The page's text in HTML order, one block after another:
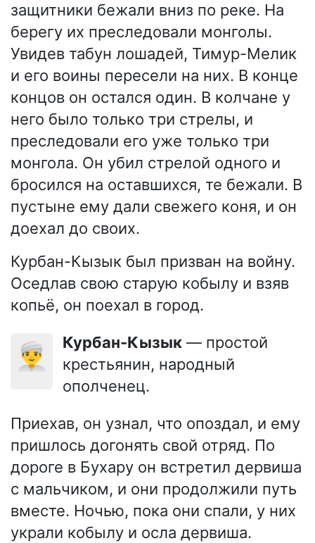
защитники бежали вниз по реке. На
берегу их преследовали монголы.
Увидев табун лошадей, Тимур-Мелик
и его воины пересели на них. В конце
концов он остался один. В колчане у
него было только три стрелы, и
преследовали его уже только три
монгола. Он убил стрелой одного и
бросился на оставшихся, те бежали. В
пустыне ему дали свежего коня, и он
доехал до своих.
Курбан-Кызык был призван на войну.
Оседлав свою старую кобылу и взяв
копьё, он поехал в город.
👳‍♂️ Курбан-Кызык — простой
крестьянин, народный
ополченец.
Приехав, он узнал, что опоздал, и ему
пришлось догонять свой отряд. По
дороге в Бухару он встретил дервиша
с мальчиком, и они продолжили путь
вместе. Ночью, пока они спали, у них
украли кобылу и осла дервиша.